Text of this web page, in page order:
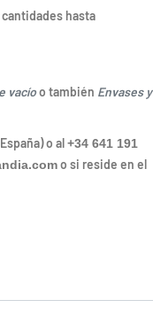
hasta
vacíoo también Envases y
o al+34 641 191
o si reside en el